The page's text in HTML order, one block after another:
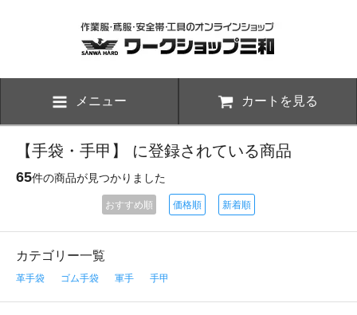
メニュー カートを見る
【手袋・手甲】 に登録されている商品
65件の商品が見つかりました
おすすめ順 価格順 新着順
カテゴリー一覧
革手袋 ゴム手袋 軍手 手甲